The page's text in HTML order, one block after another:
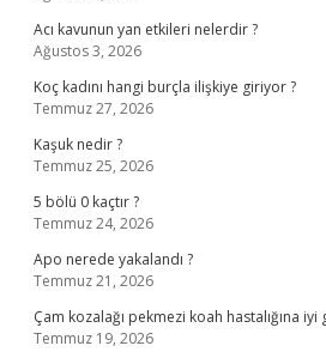
Acı kavunun yan etkileri nelerdir ?
Ağustos 3, 2026
Koç kadını hangi burçla ilişkiye giriyor ?
Temmuz 27, 2026
Kaşuk nedir ?
Temmuz 25, 2026
5 bölü 0 kaçtır ?
Temmuz 24, 2026
Apo nerede yakalandı ?
Temmuz 21, 2026
Çam kozalağı pekmezi koah hastalığına iyi
Temmuz 19, 2026